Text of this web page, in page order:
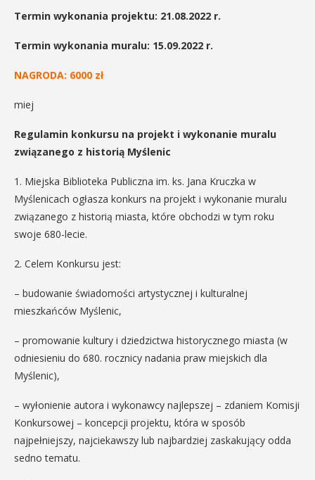
Termin wykonania projektu: 21.08.2022 r.
Termin wykonania muralu: 15.09.2022 r.
NAGRODA: 6000 zł
miej
Regulamin konkursu na projekt i wykonanie muralu
związanego z historią Myślenic
1. Miejska Biblioteka Publiczna im. ks. Jana Kruczka w
Myślenicach ogłasza konkurs na projekt i wykonanie muralu
związanego z historią miasta, które obchodzi w tym roku
swoje 680-lecie.
2. Celem Konkursu jest:
– budowanie świadomości artystycznej i kulturalnej
mieszkańców Myślenic,
– promowanie kultury i dziedzictwa historycznego miasta (w
odniesieniu do 680. rocznicy nadania praw miejskich dla
Myślenic),
– wyłonienie autora i wykonawcy najlepszej – zdaniem Komisji
Konkursowej – koncepcji projektu, która w sposób
najpełniejszy, najciekawszy lub najbardziej zaskakujący odda
sedno tematu.